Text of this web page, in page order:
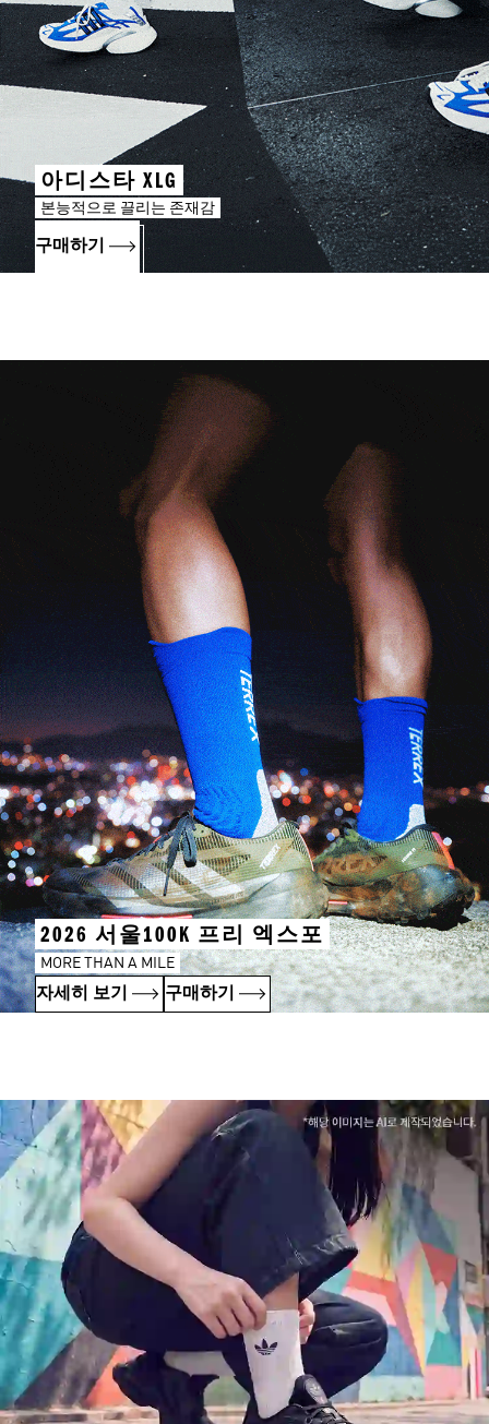
아디스타 XLG
본능적으로 끌리는 존재감
구매하기
2026 서울100K 프리 엑스포
MORE THAN A MILE
자세히 보기 구매하기